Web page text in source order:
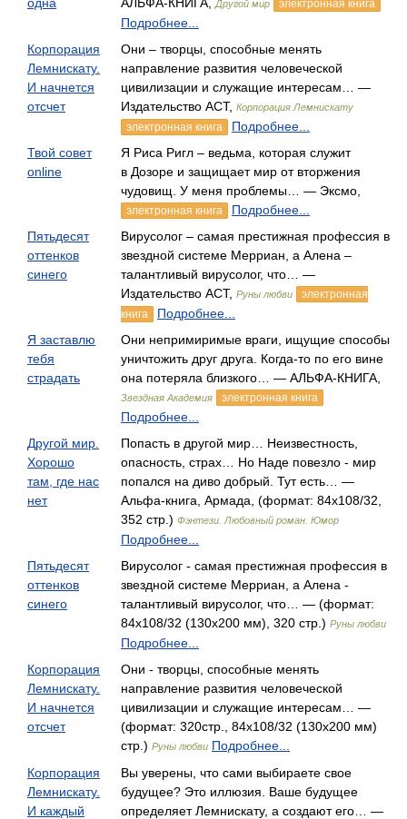
Другой мир электронная книга
Подробнее...
Корпорация
Лемнискату.
И начнется
отсчет
Они – творцы, способные менять
направление развития человеческой
цивилизации и служащие интересам… —
Издательство АСТ, Корпорация Лемнискату
электронная книга
Подробнее...
Твой совет
online
Я Риса Ригл – ведьма, которая служит
в Дозоре и защищает мир от вторжения
чудовищ. У меня проблемы… — Эксмо,
электронная книга
Подробнее...
Пятьдесят
оттенков
синего
Вирусолог – самая престижная профессия в
звездной системе Мерриан, а Алена –
талантливый вирусолог, что… —
Издательство АСТ, Руны любви
электронная
книга
Подробнее...
Я заставлю
тебя
страдать
Они непримиримые враги, ищущие способы
уничтожить друг друга. Когда-то по его вине
она потеряла близкого… — АЛЬФА-КНИГА,
Звездная Академия электронная книга
Подробнее...
Другой мир.
Хорошо
там, где нас
нет
Попасть в другой мир… Неизвестность,
опасность, страх… Но Наде повезло - мир
попался на диво добрый. Тут есть… —
Альфа-книга, Армада, (формат: 84x108/32,
352 стр.) Фэнтези. Любовный роман. Юмор
Подробнее...
Пятьдесят
оттенков
синего
Вирусолог - самая престижная профессия в
звездной системе Мерриан, а Алена -
талантливый вирусолог, что… — (формат:
84x108/32 (130х200 мм), 320 стр.) Руны любви
Подробнее...
Корпорация
Лемнискату.
И начнется
отсчет
Они - творцы, способные менять
направление развития человеческой
цивилизации и служащие интересам… —
(формат: 320стр., 84x108/32 (130х200 мм)
стр.) Руны любви Подробнее...
Корпорация
Лемнискату.
И каждый
Вы уверены, что сами выбираете свое
будущее? Это иллюзия. Ваше будущее
определяет Лемнискату, а создают его… —